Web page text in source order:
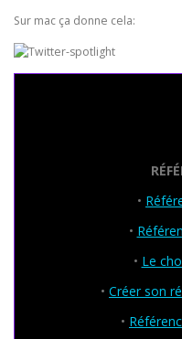
Sur mac ça donne cela:
•
•
• Le
• Créer son
•